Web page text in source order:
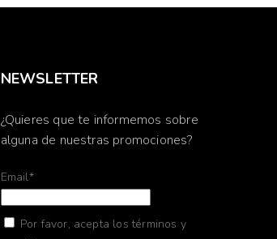
NEWSLETTER
¿Quieres que te informemos sobre
alguna de nuestras promociones?
Email*
Por favor, acepta los términos y